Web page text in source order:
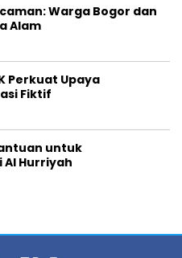
Warga Bogor dan
Alam
Perkuat Upaya
Fiktif
untuk
Hurriyah